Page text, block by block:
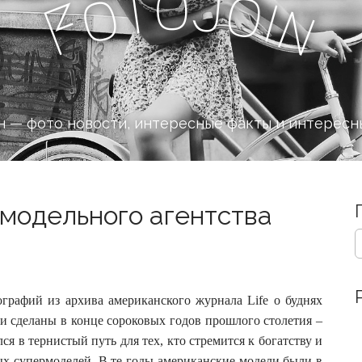
Fo i
n
фото новости, интересные факты и
агентства
из архива американского журнала Life о буднях
сделаны в конце сороковых годов прошлого столетия –
в тернистый путь для тех, кто стремится к богатству и
S
e
c